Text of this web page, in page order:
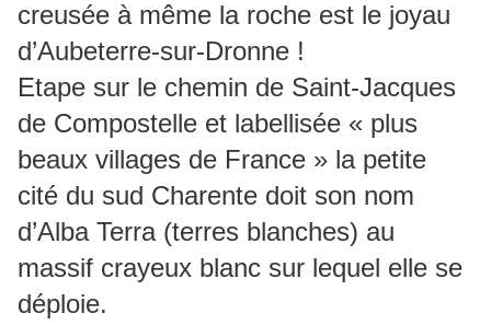
creusée à même la roche est le joyau
d’Aubeterre-sur-Dronne !
Etape sur le chemin de Saint-Jacques
de Compostelle et labellisée « plus
beaux villages de France » la petite
cité du sud Charente doit son nom
d’Alba Terra (terres blanches) au
massif crayeux blanc sur lequel elle se
déploie.